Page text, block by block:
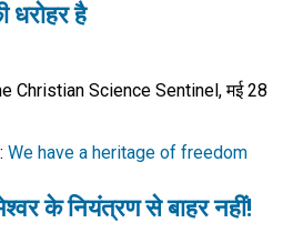
धरोहर है
Christian Science Sentinel, मई 28
We have a heritage of freedom
के नियंत्रण से बाहर नहीं!